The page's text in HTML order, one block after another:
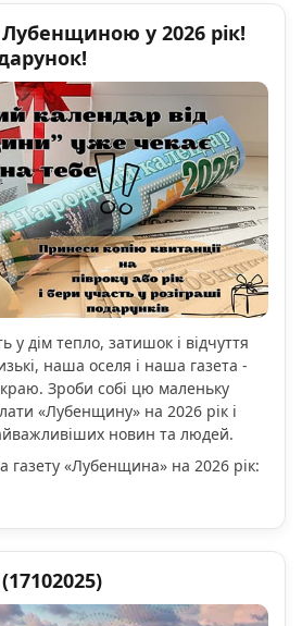
у 2026 рік!
у дім тепло, затишок і відчуття
наша оселя і наша газета -
краю. Зроби собі цю маленьку
«Лубенщину» на 2026 рік і
новин та людей.
газету «Лубенщина» на 2026 рік: